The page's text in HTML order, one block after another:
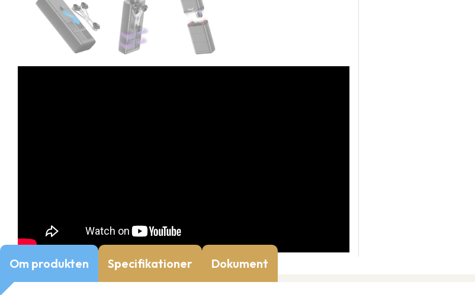
Om produkten Specifikationer Dokument